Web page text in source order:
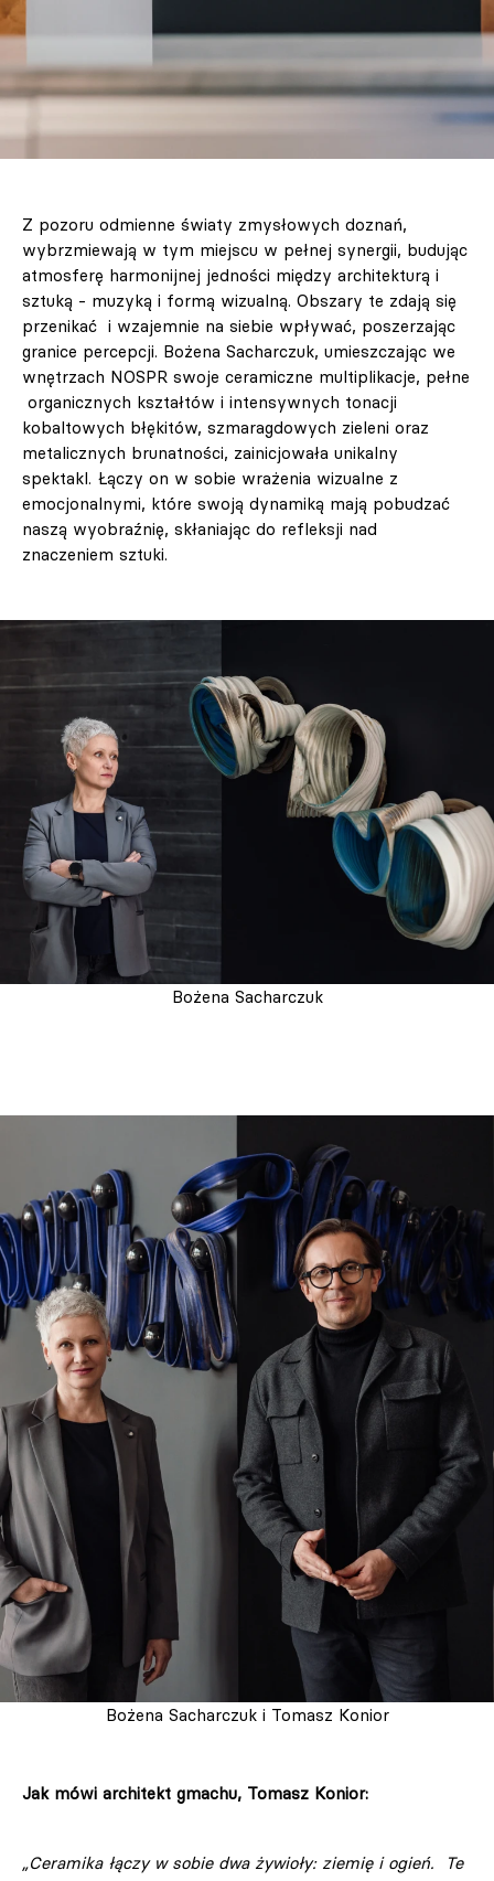
Z pozoru odmienne światy zmysłowych doznań,
wybrzmiewają w tym miejscu w pełnej synergii, budując
atmosferę harmonijnej jedności między architekturą i
sztuką - muzyką i formą wizualną. Obszary te zdają się
przenikać i wzajemnie na siebie wpływać, poszerzając
granice percepcji. Bożena Sacharczuk, umieszczając we
wnętrzach NOSPR swoje ceramiczne multiplikacje, pełne
organicznych kształtów i intensywnych tonacji
kobaltowych błękitów, szmaragdowych zieleni oraz
metalicznych brunatności, zainicjowała unikalny
spektakl. Łączy on w sobie wrażenia wizualne z
emocjonalnymi, które swoją dynamiką mają pobudzać
naszą wyobraźnię, skłaniając do refleksji nad
znaczeniem sztuki.
Bożena Sacharczuk
Bożena Sacharczuk i Tomasz Konior
Jak mówi architekt gmachu, Tomasz Konior:
„Ceramika łączy w sobie dwa żywioły: ziemię i ogień. Te